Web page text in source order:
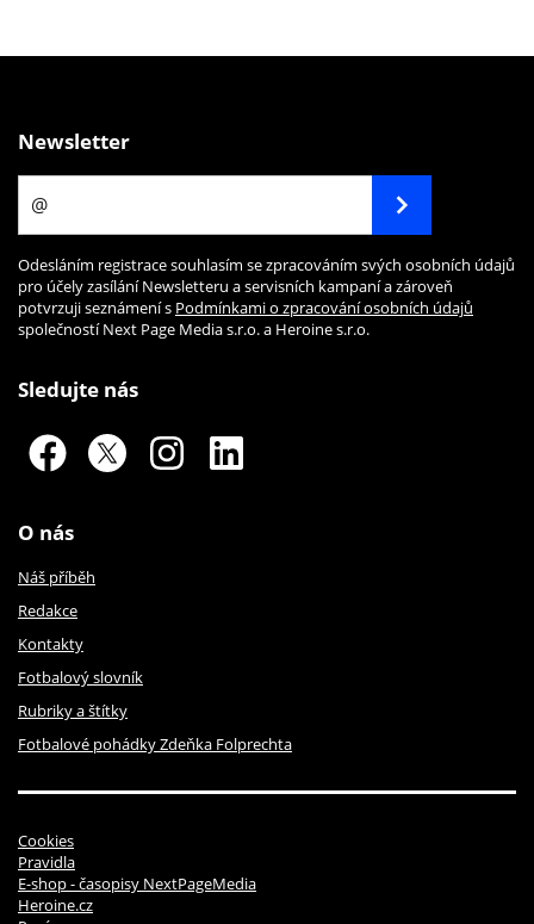
Newsletter
Odesláním registrace souhlasím se zpracováním svých osobních údajů
pro účely zasílání Newsletteru a servisních kampaní a zároveň
potvrzuji seznámení s Podmínkami o zpracování osobních údajů
společností Next Page Media s.r.o. a Heroine s.r.o.
Sledujte nás
O nás
Náš příběh
Redakce
Kontakty
Fotbalový slovník
Rubriky a štítky
Fotbalové pohádky Zdeňka Folprechta
Cookies
Pravidla
E-shop - časopisy NextPageMedia
Heroine.cz